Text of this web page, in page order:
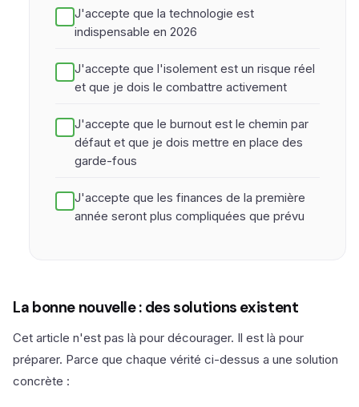
J'accepte que la technologie est
indispensable en 2026
J'accepte que l'isolement est un risque réel
et que je dois le combattre activement
J'accepte que le burnout est le chemin par
défaut et que je dois mettre en place des
garde-fous
J'accepte que les finances de la première
année seront plus compliquées que prévu
La bonne nouvelle : des solutions existent
Cet article n'est pas là pour décourager. Il est là pour
préparer. Parce que chaque vérité ci-dessus a une solution
concrète :